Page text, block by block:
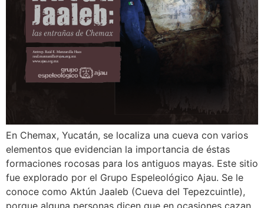
En Chemax, Yucatán, se localiza una cueva con varios
elementos que evidencian la importancia de éstas
formaciones rocosas para los antiguos mayas. Este sitio
fue explorado por el Grupo Espeleológico Ajau. Se le
conoce como Aktún Jaaleb (Cueva del Tepezcuintle),
porque alguna personas dicen que en ocasiones cazan